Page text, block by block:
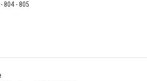
-804 - 805